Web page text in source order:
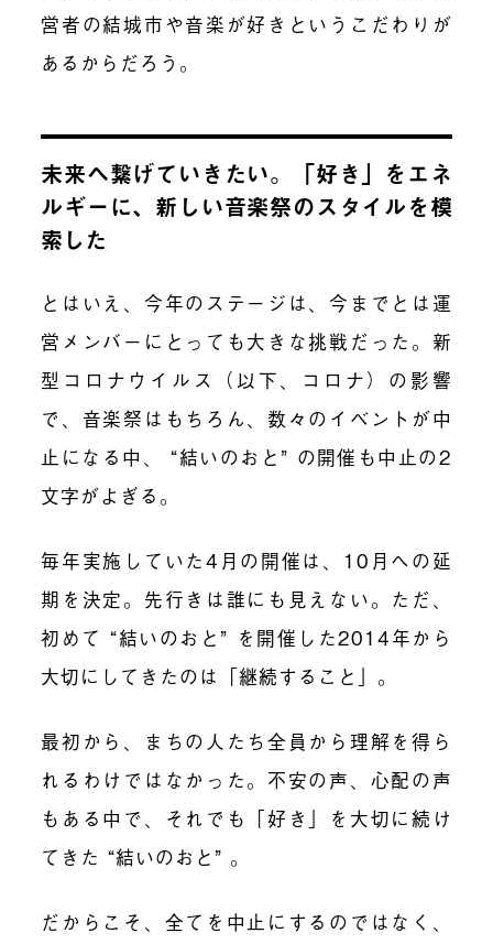
営者の結城市や音楽が好きというこだわりが
あるからだろう。
未来へ繋げていきたい。「好き」をエネ
ルギーに、新しい音楽祭のスタイルを模
索した
とはいえ、今年のステージは、今までとは運
営メンバーにとっても大きな挑戦だった。新
型コロナウイルス（以下、コロナ）の影響
で、音楽祭はもちろん、数々のイベントが中
止になる中、 “結いのおと” の開催も中止の2
文字がよぎる。
毎年実施していた4月の開催は、10月への延
期を決定。先行きは誰にも見えない。ただ、
初めて “結いのおと” を開催した2014年から
大切にしてきたのは「継続すること」。
最初から、まちの人たち全員から理解を得ら
れるわけではなかった。不安の声、心配の声
もある中で、それでも「好き」を大切に続け
てきた “結いのおと” 。
だからこそ、全てを中止にするのではなく、